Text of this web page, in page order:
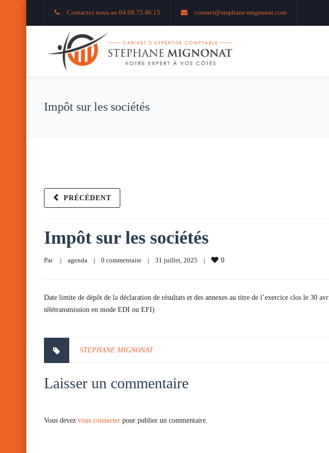
Contactez nous au 04.68.75.46.15 contact@stephane-mignonat.com
Impôt sur les sociétés
PRÉCÉDENT
Impôt sur les sociétés
Par | agenda | 0 commentaire | 31 juillet, 2025 | 0
Date limite de dépôt de la déclaration de résultats et des annexes au titre de l’exercice clos le 30
télétransmission en mode EDI ou EFI)
STEPHANE MIGNONAT
Laisser un commentaire
Vous devez vous connecter pour publier un commentaire.